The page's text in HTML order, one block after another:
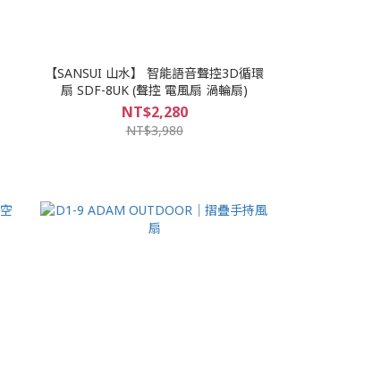
【SANSUI 山水】 智能語音聲控3D循環
扇 SDF-8UK (聲控 電風扇 渦輪扇)
NT$2,280
NT$3,980